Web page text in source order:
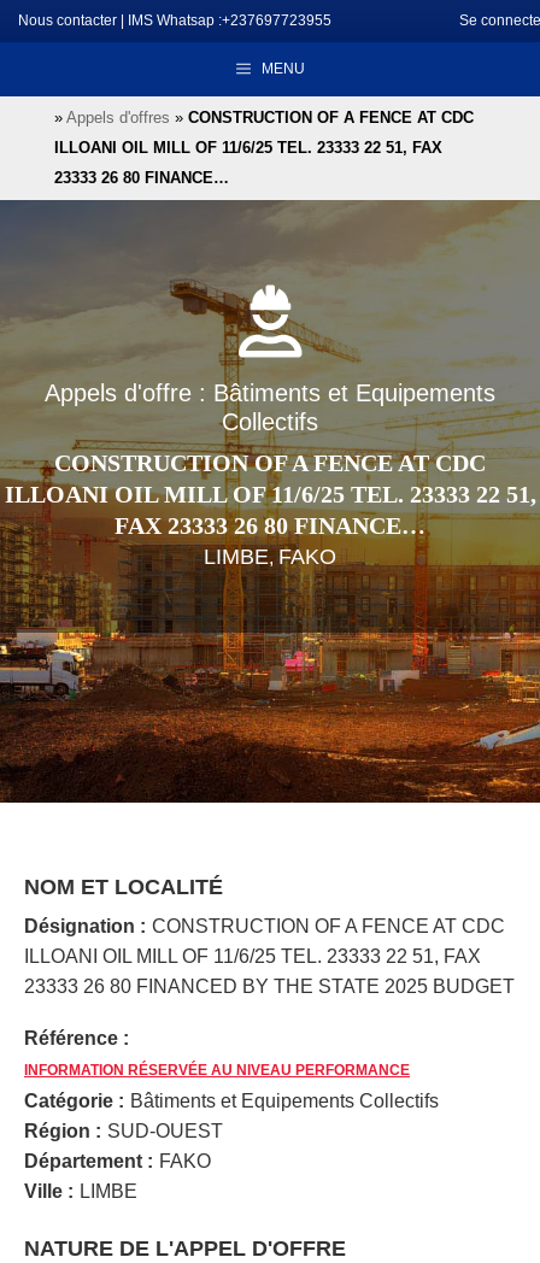
Aller
au
Nous contacter IMS Whatsap :+237697723955 Se
MENU
» Appels d'offres » CONSTRUCTION OF A FENCE AT CDC
ILLOANI OIL MILL OF 11/6/25 TEL. 23333 22 51, FAX
23333 26 80 FINANCE…
Appels d'offre : Bâtiments et Equipements
Collectifs
CONSTRUCTION OF A FENCE AT CDC
ILLOANI OIL MILL OF 11/6/25 TEL. 23333 22 51,
FAX 23333 26 80 FINANCE…
LIMBE,FAKO
NOM ET LOCALITÉ
Désignation : CONSTRUCTION OF A FENCE AT CDC
ILLOANI OIL MILL OF 11/6/25 TEL. 23333 22 51, FAX
23333 26 80 FINANCED BY THE STATE 2025 BUDGET
Référence :
INFORMATION RÉSERVÉE AU NIVEAU PERFORMANCE
Catégorie : Bâtiments et Equipements Collectifs
Région : SUD-OUEST
Département : FAKO
Ville : LIMBE
NATURE DE L'APPEL D'OFFRE